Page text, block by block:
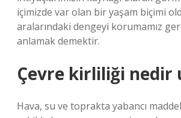
içimizde var olan bir yaşam biçimi
aralarındaki dengeyi korumamız
anlamak demektir.
Çevre kirliliği nedir
Hava, su ve toprakta yabancı